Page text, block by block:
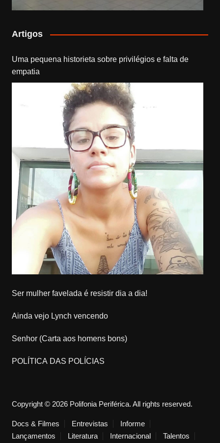
Artigos
Uma pequena historieta sobre privilégios e falta de
empatia
Ser mulher favelada é resistir dia a dia!
Ainda vejo Lynch vencendo
Senhor (Carta aos homens bons)
POLÍTICA DAS POLÍCIAS
Copyright © 2026 Polifonia Periférica. All rights reserved.
Docs & Filmes Entrevistas
Informe
Lançamentos
Literatura Internacional Talentos